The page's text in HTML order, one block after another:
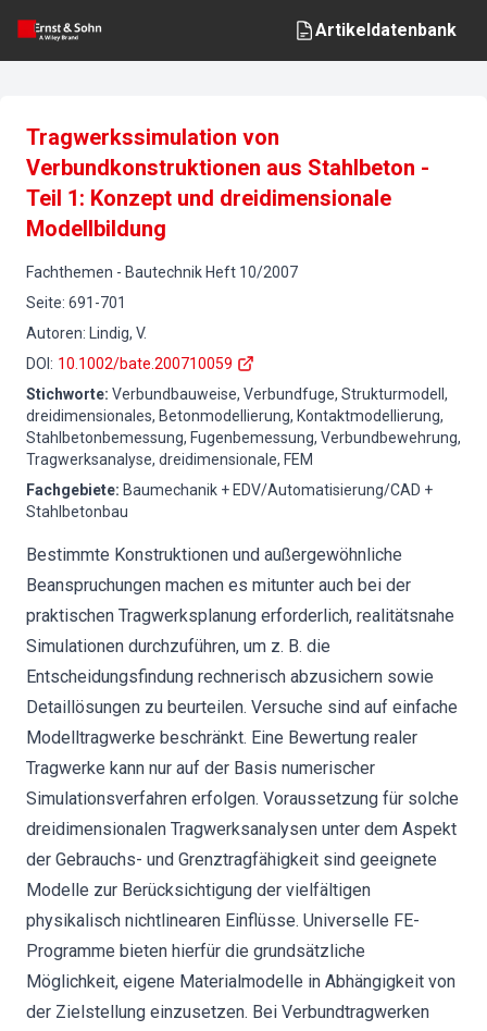
Artikeldatenbank
Tragwerkssimulation von
Verbundkonstruktionen aus Stahlbeton -
Teil 1: Konzept und dreidimensionale
Modellbildung
Fachthemen - Bautechnik Heft 10/2007
Seite: 691-701
Autoren:
Lindig, V.
DOI : 10.1002/bate.200710059
Stichworte: Verbundbauweise, Verbundfuge, Strukturmodell,
dreidimensionales, Betonmodellierung, Kontaktmodellierung,
Stahlbetonbemessung, Fugenbemessung, Verbundbewehrung,
Tragwerksanalyse, dreidimensionale, FEM
Fachgebiete: Baumechanik + EDV/Automatisierung/CAD +
Stahlbetonbau
Bestimmte Konstruktionen und außergewöhnliche
Beanspruchungen machen es mitunter auch bei der
praktischen Tragwerksplanung erforderlich, realitätsnahe
Simulationen durchzuführen, um z. B. die
Entscheidungsfindung rechnerisch abzusichern sowie
Detaillösungen zu beurteilen. Versuche sind auf einfache
Modelltragwerke beschränkt. Eine Bewertung realer
Tragwerke kann nur auf der Basis numerischer
Simulationsverfahren erfolgen. Voraussetzung für solche
dreidimensionalen Tragwerksanalysen unter dem Aspekt
der Gebrauchs- und Grenztragfähigkeit sind geeignete
Modelle zur Berücksichtigung der vielfältigen
physikalisch nichtlinearen Einflüsse. Universelle FE-
Programme bieten hierfür die grundsätzliche
Möglichkeit, eigene Materialmodelle in Abhängigkeit von
der Zielstellung einzusetzen. Bei Verbundtragwerken